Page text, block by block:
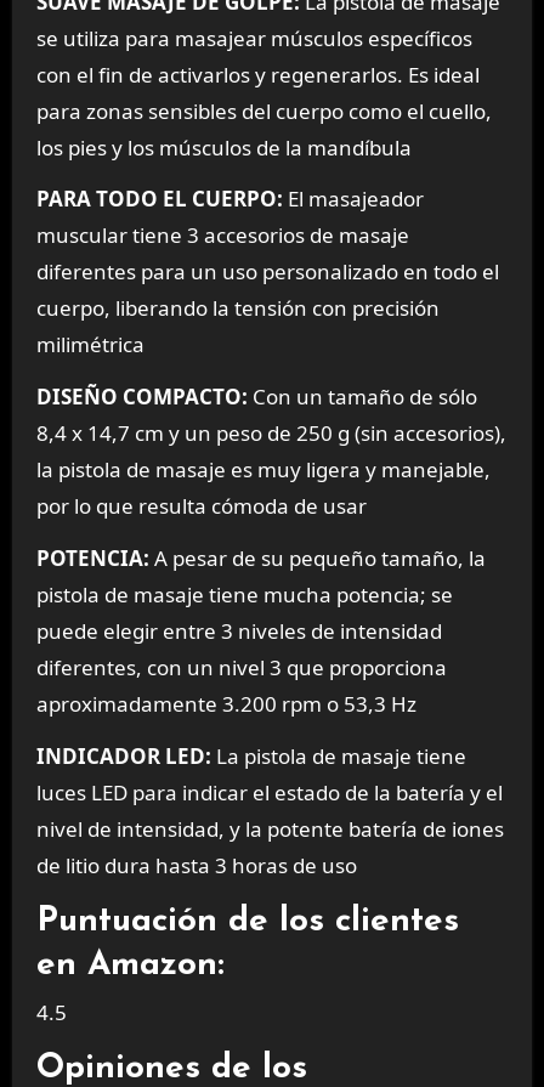
se utiliza para masajear músculos específicos
con el fin de activarlos y regenerarlos. Es ideal
para zonas sensibles del cuerpo como el cuello,
los pies y los músculos de la mandíbula
PARA TODO EL CUERPO: El masajeador
muscular tiene 3 accesorios de masaje
diferentes para un uso personalizado en todo el
cuerpo, liberando la tensión con precisión
milimétrica
DISEÑO COMPACTO: Con un tamaño de sólo
8,4 x 14,7 cm y un peso de 250 g (sin accesorios),
la pistola de masaje es muy ligera y manejable,
por lo que resulta cómoda de usar
POTENCIA: A pesar de su pequeño tamaño, la
pistola de masaje tiene mucha potencia; se
puede elegir entre 3 niveles de intensidad
diferentes, con un nivel 3 que proporciona
aproximadamente 3.200 rpm o 53,3 Hz
INDICADOR LED: La pistola de masaje tiene
luces LED para indicar el estado de la batería y el
nivel de intensidad, y la potente batería de iones
de litio dura hasta 3 horas de uso
Puntuación de los clientes
en Amazon:
4.5
Opiniones de los